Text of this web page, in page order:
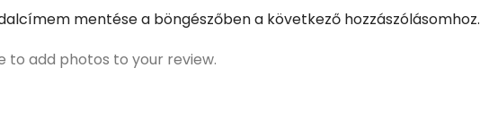
mentése a böngészőben a következő hozzászólásomhoz.
to add photos to your review.